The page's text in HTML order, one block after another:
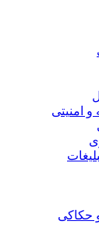
امنیتی
حکاکی